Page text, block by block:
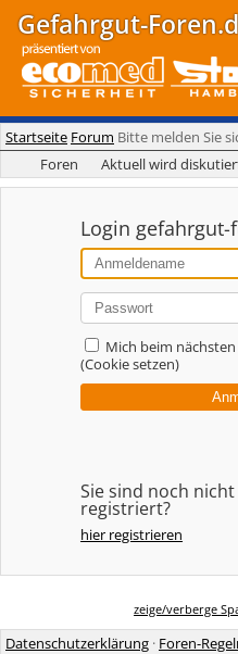
Gefahrgut-
Startseite Forum Bitte melden Sie
Foren
Aktuell wird
Login gefahrgut-
Mich beim
(Cookie setzen)
Sie sind noch
registriert?
hier registrieren
zeige/verberge
Datenschutzerklärung · Foren-